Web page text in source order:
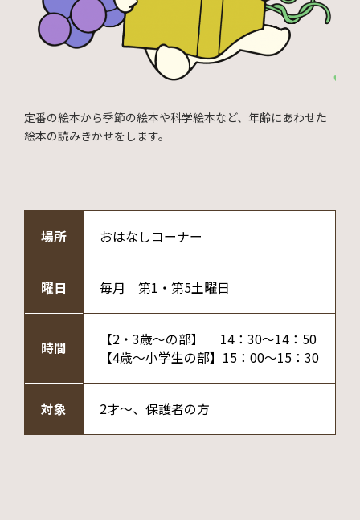
定番の絵本から季節の絵本や科学絵本など、年齢にあわせた
絵本の読みきかせをします。
場所 おはなしコーナー
曜日 毎月 第1・第5土曜日
時間
【2・3歳～の部】 14：30～14：50
【4歳～小学生の部】15：00～15：30
対象 2才～、保護者の方